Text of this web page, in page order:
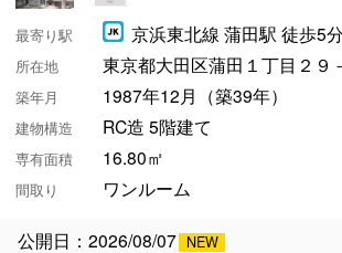
最寄り駅 京浜東北線 蒲田駅 徒歩5分
所在地 東京都大田区蒲田１丁目２９
築年月 1987年12月（築39年）
建物構造 RC造 5階建て
専有面積 16.80㎡
間取り ワンルーム
公開日：2026/08/07